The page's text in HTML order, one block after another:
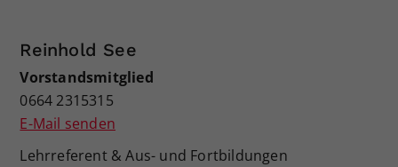
Reinhold See
Vorstandsmitglied
0664 2315315
E-Mail senden
Lehrreferent & Aus- und Fortbildungen